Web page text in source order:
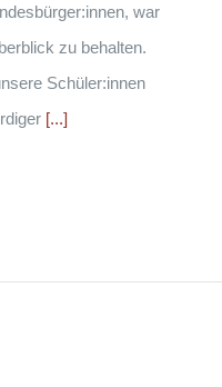
war
zu behalten.
Schüler:innen
[...]